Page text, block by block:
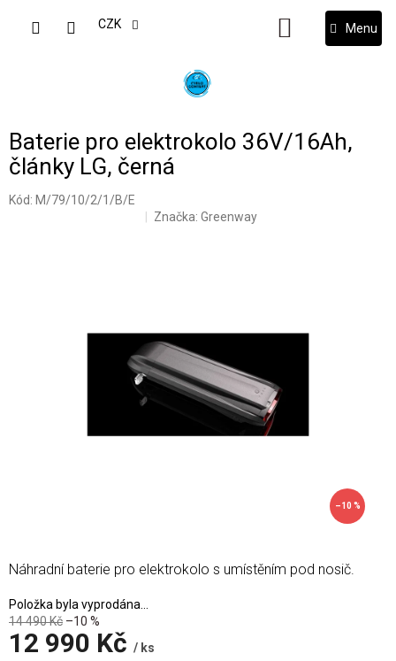
CZK
NÁKUPNÍ
KOŠÍK
Baterie pro elektrokolo 36V/16Ah,
články LG, černá
Kód: M/79/10/2/1/B/E
Značka:Greenway
–10 %
14 490 Kč –10 %
12 990 Kč / ks
Položka byla vyprodána…
Náhradní baterie pro elektrokolo s umístěním pod nosič.